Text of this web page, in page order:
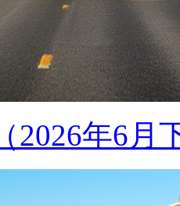
2026年6月